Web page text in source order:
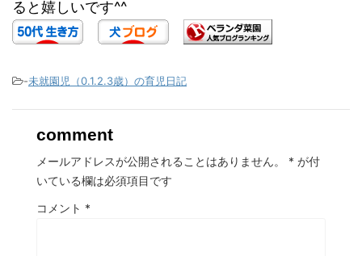
ると嬉しいです^^
-未就園児（0.1.2.3歳）の育児日記
comment
メールアドレスが公開されることはありません。 * が付
いている欄は必須項目です
コメント *